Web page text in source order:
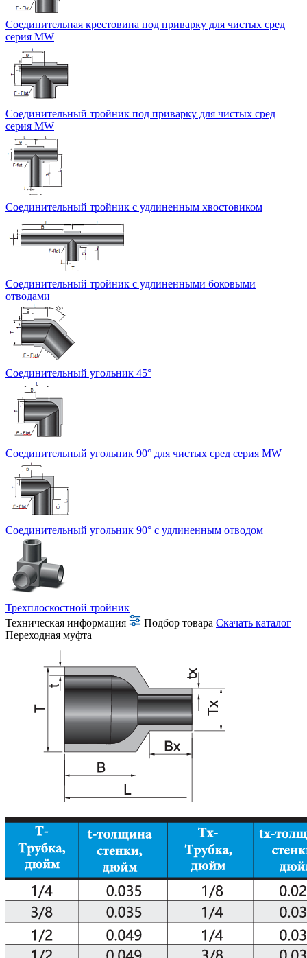
Соединительная крестовина под приварку для чистых сред
серия MW
Соединительный тройник под приварку для чистых сред
серия MW
Соединительный тройник с удлиненным хвостовиком
Соединительный тройник с удлиненными боковыми
отводами
Соединительный угольник 45°
Соединительный угольник 90° для чистых сред серия MW
Соединительный угольник 90° с удлиненным отводом
Трехплоскостной тройник
Техническая информация
Подбор товара Скачать каталог
Переходная муфта